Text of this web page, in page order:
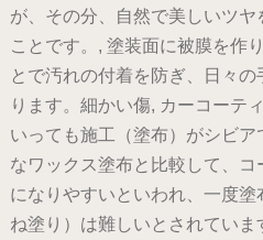
が、その分、自然で美しいツヤ
ことです。, 塗装面に被膜を作
とで汚れの付着を防ぎ、日々
ります。細かい傷, カーコーテ
いっても施工（塗布）がシビ
なワックス塗布と比較して、
になりやすいといわれ、一度
ね塗り）は難しいとされてい